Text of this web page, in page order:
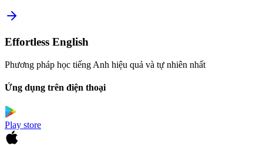
Effortless English
Phương pháp học tiếng Anh hiệu quả và tự nhiên nhất
Ứng dụng trên điện thoại
Play store